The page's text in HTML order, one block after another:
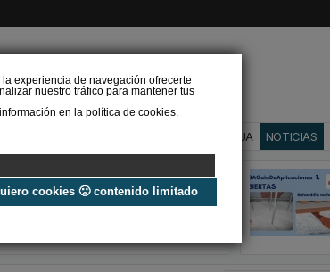
experiencia de navegación ofrecerte
nuestro tráfico para mantener tus
en la política de cookies.
cookies 🙁 contenido limitado
BAÑO Y AGUA NOTICIAS
Verifactu en
climatización: qué le va a
exigir la ley a tu